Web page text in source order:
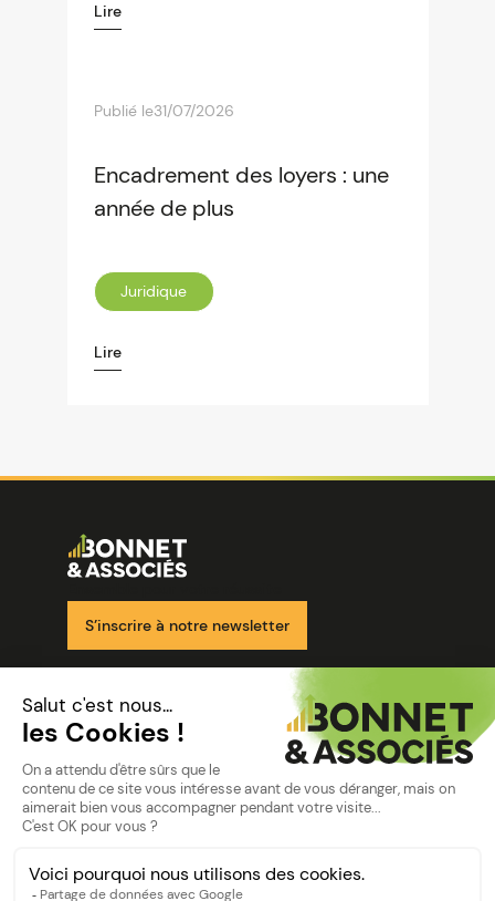
Lire
Publié le31/07/2026
Encadrement des loyers : une
année de plus
Juridique
Lire
Image
S’inscrire à notre newsletter
Nos solutions
Nos cabinets
Mon espace client
Politique de confidentialité